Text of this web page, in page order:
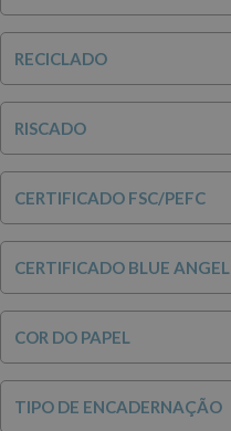
RECICLADO
RISCADO
CERTIFICADO FSC/PEFC
CERTIFICADO BLUE ANGEL
COR DO PAPEL
TIPO DE ENCADERNAÇÃO